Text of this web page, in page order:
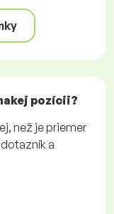
pozícii?
než je priemer
a